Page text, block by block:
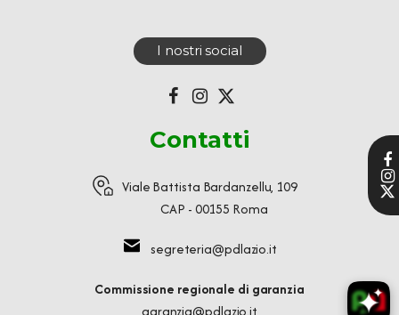
I nostri social
Contatti
Viale Battista Bardanzellu, 109
CAP - 00155 Roma
segreteria@pdlazio.it
Commissione regionale di garanzia
garanzia@pdlazio.it